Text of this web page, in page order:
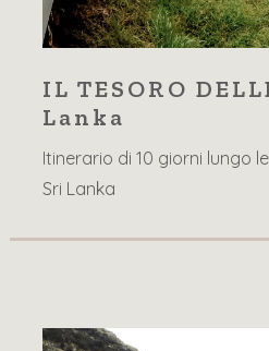
IL TESORO
Lanka
Itinerario di 10 giorni lungo
Sri Lanka